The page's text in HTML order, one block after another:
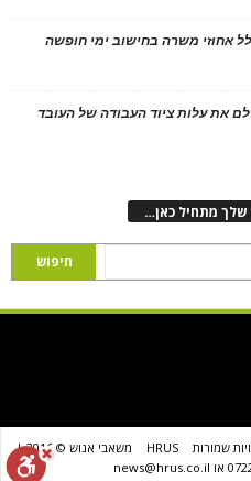
אחוזי משרה בחישוב ימי חופשה
את עלות ציוד העבודה של העובד
שלך מתחיל כאן…
שמורות HRUS
משאבי אנוש © 2016 |